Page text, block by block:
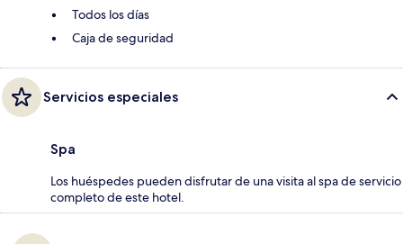
Todos los días
Caja de seguridad
Servicios especiales
Spa
Los huéspedes pueden disfrutar de una visita al spa de servicio
completo de este hotel.